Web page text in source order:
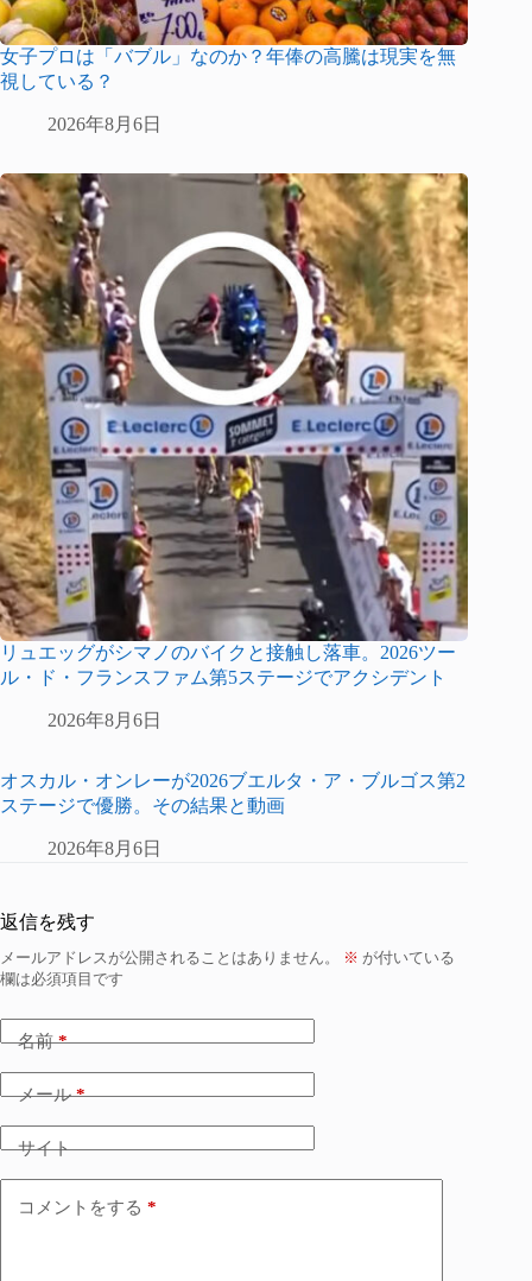
女子プロは「バブル」なのか？年俸の高騰は現実を無
視している？
2026年8月6日
リュエッグがシマノのバイクと接触し落車。2026ツー
ル・ド・フランスファム第5ステージでアクシデント
2026年8月6日
オスカル・オンレーが2026ブエルタ・ア・ブルゴス第2
ステージで優勝。その結果と動画
2026年8月6日
返信を残す
メールアドレスが公開されることはありません。 ※ が付いている
欄は必須項目です
名前*
メール*
サイト
コメントをする *